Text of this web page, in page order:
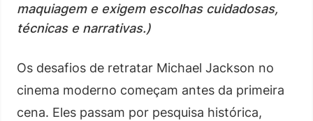
maquiagem e exigem escolhas cuidadosas,
técnicas e narrativas.)
Os desafios de retratar Michael Jackson no
cinema moderno começam antes da primeira
cena. Eles passam por pesquisa histórica,